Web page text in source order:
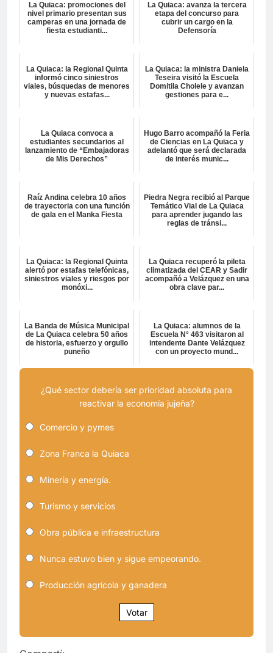
La Quiaca: promociones del
nivel primario presentan sus
camperas en una jornada de
fiesta estudianti...
La Quiaca: avanza la tercera
etapa del concurso para
cubrir un cargo en la
Defensoría
La Quiaca: la Regional Quinta
informó cinco siniestros
viales, búsquedas de menores
y nuevas estafas...
La Quiaca: la ministra Daniela
Teseira visitó la Escuela
Domitila Cholele y avanzan
gestiones para e...
La Quiaca convoca a
estudiantes secundarios al
lanzamiento de “Embajadoras
de Mis Derechos”
Hugo Barro acompañó la Feria
de Ciencias en La Quiaca y
adelantó que será declarada
de interés munic...
Raíz Andina celebra 10 años
de trayectoria con una función
de gala en el Manka Fiesta
Piedra Negra recibió al Parque
Temático Vial de La Quiaca
para aprender jugando las
reglas de tránsi...
La Quiaca: la Regional Quinta
alertó por estafas telefónicas,
siniestros viales y riesgos por
monóxi...
La Quiaca recuperó la pileta
climatizada del CEAR y Sadir
acompañó a Velázquez en una
obra clave par...
La Banda de Música Municipal
de La Quiaca celebra 50 años
de historia, esfuerzo y orgullo
puneño
La Quiaca: alumnos de la
Escuela N° 463 visitaron al
intendente Dante Velázquez
con un proyecto mund...
¿Qué sector debería ser prioridad absoluta para
reactivar la economía jujeña?
Comercio y pymes
Zona Franca la Quiaca
Minería y energía.
Turismo y servicios
Obra pública e infraestructura
Nunca estuvo bien y sigue empeorando.
Producción agrícola y ganadera
Votar